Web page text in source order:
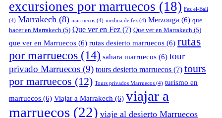
excursiones por marruecos (18) Fez el-Bali
(4) Marrakech (8) marruecos (4) medina de fez (4) Merzouga (6) que
hacer en Marrakech (5) Que ver en Fez (7) Que ver en Marrakech (5)
que ver en Marruecos (6) rutas desierto marruecos (6) rutas
por marruecos (14) sahara marruecos (6) tour
privado Marruecos (9) tours desierto marruecos (7) tours
por marruecos (12) Tours privados Marruecos (4) turismo en
marruecos (6) Viajar a Marrakech (6) viajar a
marruecos (22) viaje al desierto Marruecos